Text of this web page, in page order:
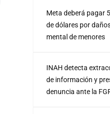
Meta deberá pagar
de dólares por
mental de menores
INAH detecta
de información y
denuncia ante la